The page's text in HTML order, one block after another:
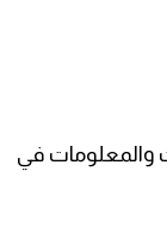
والمعلومات في